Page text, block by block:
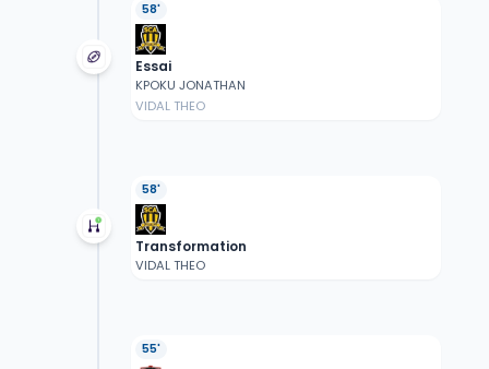
58'
Essai
KPOKU JONATHAN
VIDAL THEO
58'
Transformation
VIDAL THEO
55'